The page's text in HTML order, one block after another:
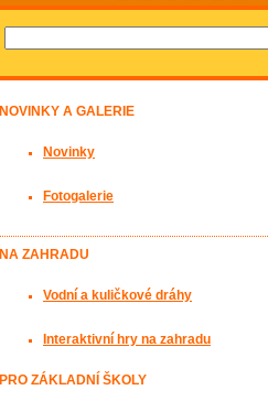
NOVINKY A GALERIE
Novinky
Fotogalerie
NA ZAHRADU
Vodní a kuličkové dráhy
Interaktivní hry na zahradu
PRO ZÁKLADNÍ ŠKOLY